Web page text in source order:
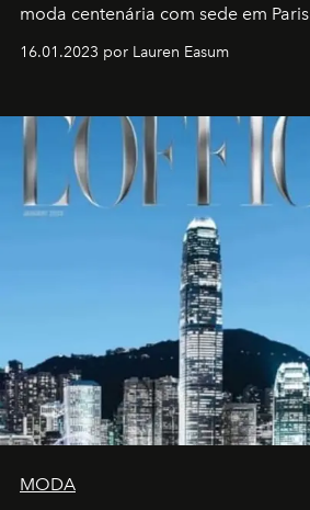
moda centenária com sede em Paris
16.01.2023 por Lauren Easum
MODA